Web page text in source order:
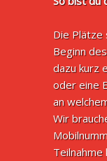
Die Plätze
Beginn
dazu kurz
oder eine
an
Wir